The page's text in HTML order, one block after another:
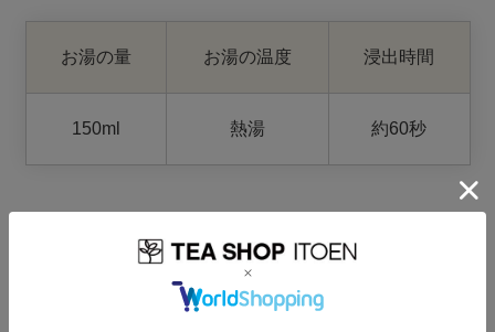
お湯の量 お湯の温度 浸出時間
150ml 熱湯 約60秒
冷たいお茶をたのしむ
浸出時間